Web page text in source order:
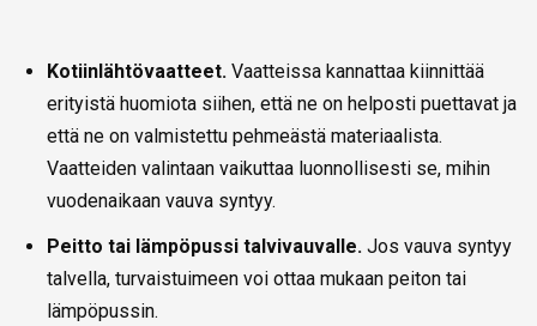
Kotiinlähtövaatteet. Vaatteissa kannattaa kiinnittää
erityistä huomiota siihen, että ne on helposti puettavat ja
että ne on valmistettu pehmeästä materiaalista.
Vaatteiden valintaan vaikuttaa luonnollisesti se, mihin
vuodenaikaan vauva syntyy.
Peitto tai lämpöpussi talvivauvalle. Jos vauva syntyy
talvella, turvaistuimeen voi ottaa mukaan peiton tai
lämpöpussin.